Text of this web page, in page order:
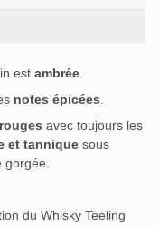
est ambrée.
notes épicées.
avec toujours les
et tannique sous
gorgée.
du Whisky Teeling